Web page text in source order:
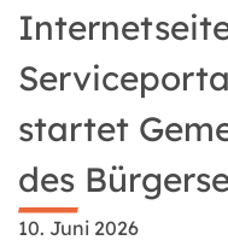
startet
des
10. Juni 2026